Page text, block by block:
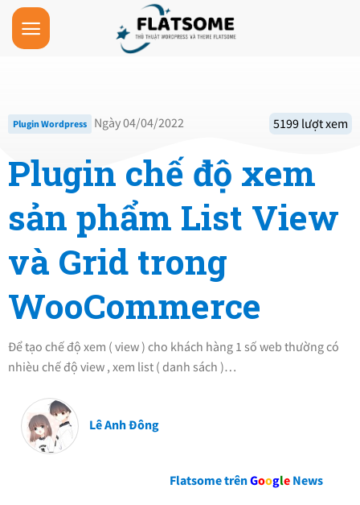
Skip
content
Plugin Wordpress Ngày 04/04/2022 5199 lượt xem
Plugin chế độ xem
sản phẩm List View
và Grid trong
WooCommerce
Để tạo chế độ xem ( view ) cho khách hàng 1 số web thường có
nhièu chế độ view , xem list ( danh sách )…
Lê Anh Đông
Flatsome trênGoogle News